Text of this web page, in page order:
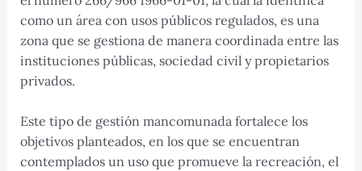
como un área con usos públicos regulados, es una
zona que se gestiona de manera coordinada entre las
instituciones públicas, sociedad civil y propietarios
privados.
Este tipo de gestión mancomunada fortalece los
objetivos planteados, en los que se encuentran
contemplados un uso que promueve la recreación, el